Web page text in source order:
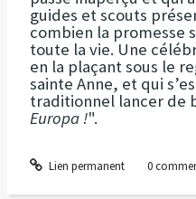
guides et scouts
combien la promesse
toute la vie. Une
en la plaçant sous le
sainte Anne, et qui
traditionnel lancer de
Europa !".
Lien permanent 0